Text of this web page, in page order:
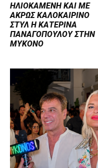
ΗΛΙΟΚΑΜΕΝΗ ΚΑΙ ΜΕ
ΑΚΡΩΣ ΚΑΛΟΚΑΙΡΙΝΟ
ΣΤΥΛ Η ΚΑΤΕΡΙΝΑ
ΠΑΝΑΓΟΠΟΥΛΟΥ ΣΤΗΝ
ΜΥΚΟΝΟ